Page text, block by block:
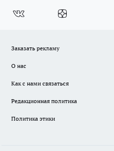
Заказать рекламу
О нас
Как с нами связаться
Редакционная политика
Политика этики